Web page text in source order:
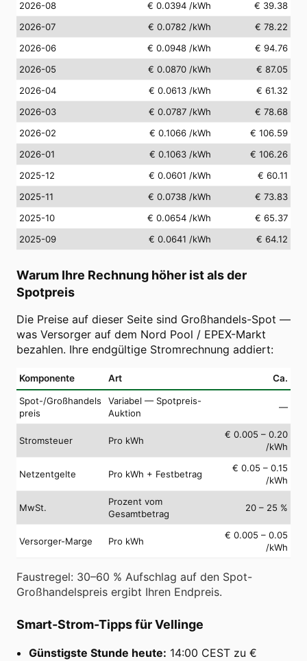
2026-08 € 0.0394 /kWh
€ 39.38
2026-07
€ 0.0782 /kWh
€ 78.22
2026-06
€ 0.0948 /kWh
€ 94.76
2026-05
€ 0.0870 /kWh
€ 87.05
2026-04
€ 0.0613 /kWh
€ 61.32
2026-03
€ 0.0787 /kWh
€ 78.68
2026-02
€ 0.1066 /kWh
€ 106.59
2026-01
€ 0.1063 /kWh
€ 106.26
2025-12
€ 0.0601 /kWh
€ 60.11
2025-11
€ 0.0738 /kWh
€ 73.83
2025-10
€ 0.0654 /kWh
€ 65.37
2025-09
€ 0.0641 /kWh € 64.12
Warum Ihre Rechnung höher ist als der
Spotpreis
Die Preise auf dieser Seite sind Großhandels-Spot —
was Versorger auf dem Nord Pool / EPEX-Markt
bezahlen. Ihre endgültige Stromrechnung addiert:
Komponente Art Ca.
Spot-/Großhandels
preis
Variabel — Spotpreis-
Auktion
—
Stromsteuer Pro kWh
€ 0.005 – 0.20
/kWh
Netzentgelte Pro kWh + Festbetrag
€ 0.05 – 0.15
/kWh
MwSt.
Prozent vom
Gesamtbetrag
20 – 25 %
Versorger-Marge Pro kWh
€ 0.005 – 0.05
/kWh
Faustregel: 30–60 % Aufschlag auf den Spot-
Großhandelspreis ergibt Ihren Endpreis.
Smart-Strom-Tipps für Vellinge
Günstigste Stunde heute: 14:00 CEST zu €